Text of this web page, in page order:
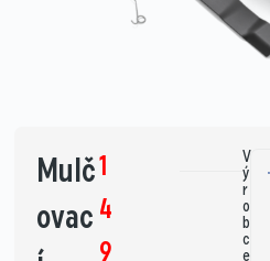
Mulč
ovac
1
4
9
V
ý
r
o
b
c
e